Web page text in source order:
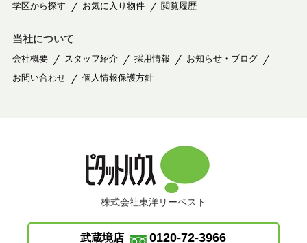
学区から探す
お気に入り物件 閲覧履歴
当社について
会社概要 スタッフ紹介 採用情報
お知らせ・ブログ
お問い合わせ
個人情報保護方針
株式会社東洋リーベスト
武蔵境店 0120-72-3966